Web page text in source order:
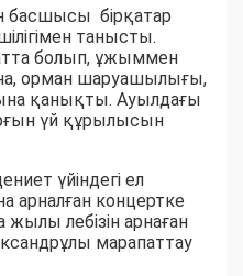
басшысы бірқатар
танысты.
болып, ұжыммен
орман шаруашылығы,
қанықты. Ауылдағы
үй құрылысын
үйіндегі ел
арналған концертке
лебізін арнаған
марапаттау